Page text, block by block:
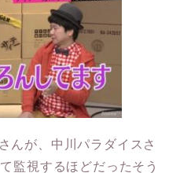
んが、中川パラダイスさ
監視するほどだったそう